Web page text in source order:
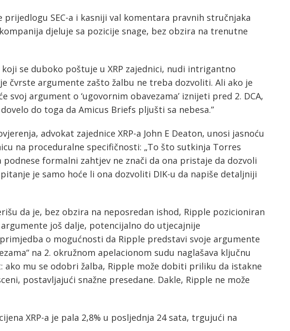
SEC-a i kasniji val komentara pravnih stručnjaka
djeluje sa pozicije snage, bez obzira na trenutne
koji se duboko poštuje u XRP zajednici, nudi intrigantno
čvrste argumente zašto žalbu ne treba dozvoliti. Ali ako je
svoj argument o ‘ugovornim obavezama’ iznijeti pred 2. DCA,
do toga da Amicus Briefs pljušti sa nebesa.”
advokat zajednice XRP-a John E Deaton, unosi jasnoću
na proceduralne specifičnosti: „To što sutkinja Torres
podnese formalni zahtjev ne znači da ona pristaje da dozvoli
je samo hoće li ona dozvoliti DIK-u da napiše detaljniji
da je, bez obzira na neposredan ishod, Ripple pozicioniran
još dalje, potencijalno do utjecajnije
o mogućnosti da Ripple predstavi svoje argumente
na 2. okružnom apelacionom sudu naglašava ključnu
ako mu se odobri žalba, Ripple može dobiti priliku da istakne
postavljajući snažne presedane. Dakle, Ripple ne može
XRP-a je pala 2,8% u posljednja 24 sata, trgujući na